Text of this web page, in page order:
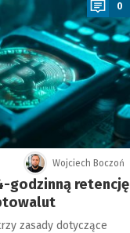
0
Wojciech Boczoń
godzinną retencję
zasady dotyczące